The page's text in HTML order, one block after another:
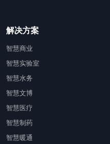
解决方案
智慧商业
智慧实验室
智慧水务
智慧文博
智慧医疗
智慧制药
智慧暖通